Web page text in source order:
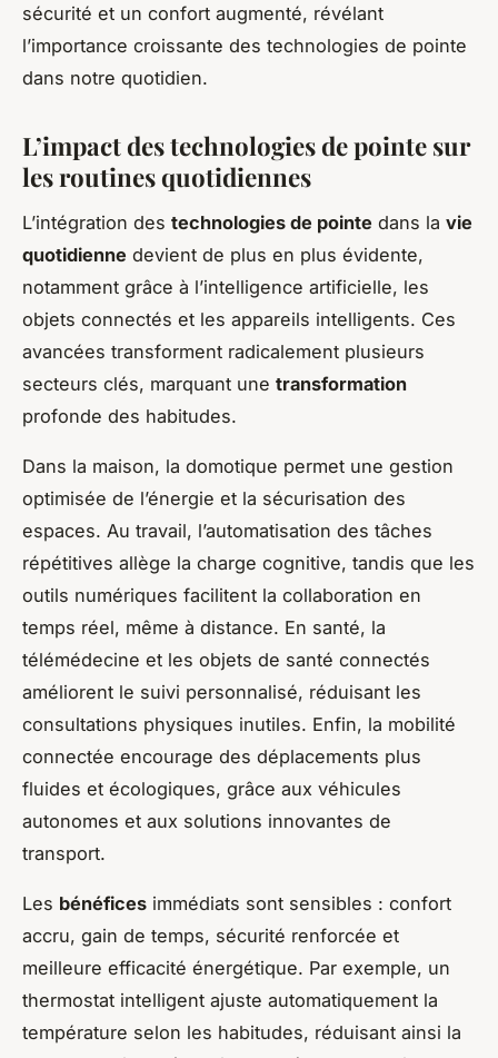
sécurité et un confort augmenté, révélant
l’importance croissante des technologies de pointe
dans notre quotidien.
L’impact des technologies de pointe sur
les routines quotidiennes
L’intégration des technologies de pointe dans la vie
quotidienne devient de plus en plus évidente,
notamment grâce à l’intelligence artificielle, les
objets connectés et les appareils intelligents. Ces
avancées transforment radicalement plusieurs
secteurs clés, marquant une transformation
profonde des habitudes.
Dans la maison, la domotique permet une gestion
optimisée de l’énergie et la sécurisation des
espaces. Au travail, l’automatisation des tâches
répétitives allège la charge cognitive, tandis que les
outils numériques facilitent la collaboration en
temps réel, même à distance. En santé, la
télémédecine et les objets de santé connectés
améliorent le suivi personnalisé, réduisant les
consultations physiques inutiles. Enfin, la mobilité
connectée encourage des déplacements plus
fluides et écologiques, grâce aux véhicules
autonomes et aux solutions innovantes de
transport.
Les bénéfices immédiats sont sensibles : confort
accru, gain de temps, sécurité renforcée et
meilleure efficacité énergétique. Par exemple, un
thermostat intelligent ajuste automatiquement la
température selon les habitudes, réduisant ainsi la